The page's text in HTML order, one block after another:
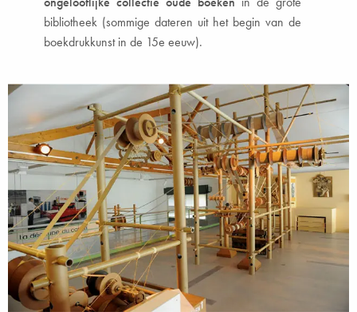
bibliotheek (sommige dateren uit het begin van de
boekdrukkunst in de 15e eeuw).